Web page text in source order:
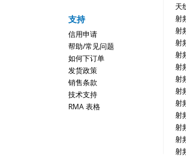
支持
信用申请
帮助/常见问题
如何下订单
发货政策
销售条款
技术支持
RMA 表格
天
射
射
射
射
射
射
射
射
射
射
射
射